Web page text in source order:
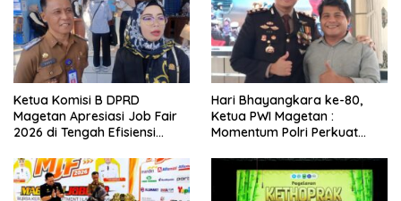
Ketua Komisi B DPRD
Magetan Apresiasi Job Fair
2026 di Tengah Efisiensi
Hari Bhayangkara ke-80,
Ketua PWI Magetan :
Momentum Polri Perkuat